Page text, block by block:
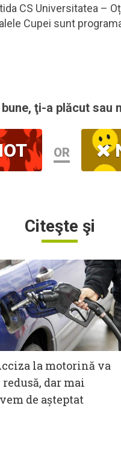
CS Universitatea –
Cupei sunt
bune, ţi-a plăcut sau
OR
Citeşte şi
la motorină va
redusă, dar mai
de așteptat